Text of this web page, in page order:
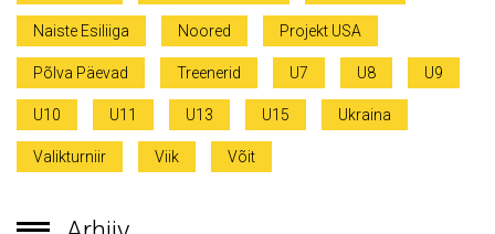
Naiste Esiliiga Noored Projekt USA
Põlva Päevad Treenerid U7 U8 U9
U10 U11 U13 U15 Ukraina
Valikturniir Viik Võit